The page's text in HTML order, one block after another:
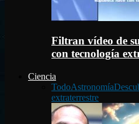
Filtran vídeo de
con tecnología
Ciencia
TodoAstronomía
extraterrestre